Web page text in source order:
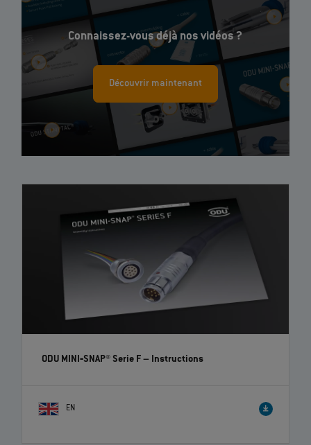
Connaissez-vous déjà nos vidéos ?
Découvrir maintenant
ODU MINI‐SNAP® Serie F– Instructions
EN